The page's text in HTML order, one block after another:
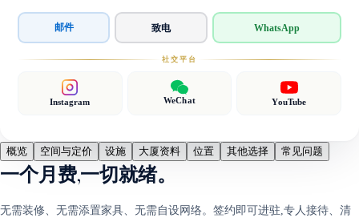
邮件 致电 WhatsApp
社交平台
Instagram WeChat YouTube
概览 空间与定价 设施 大厦资料 位置 其他选择 常见问题
一个月费,一切就绪。
无需装修、无需添置家具、无需自设网络。签约即可进驻,专人接待、清